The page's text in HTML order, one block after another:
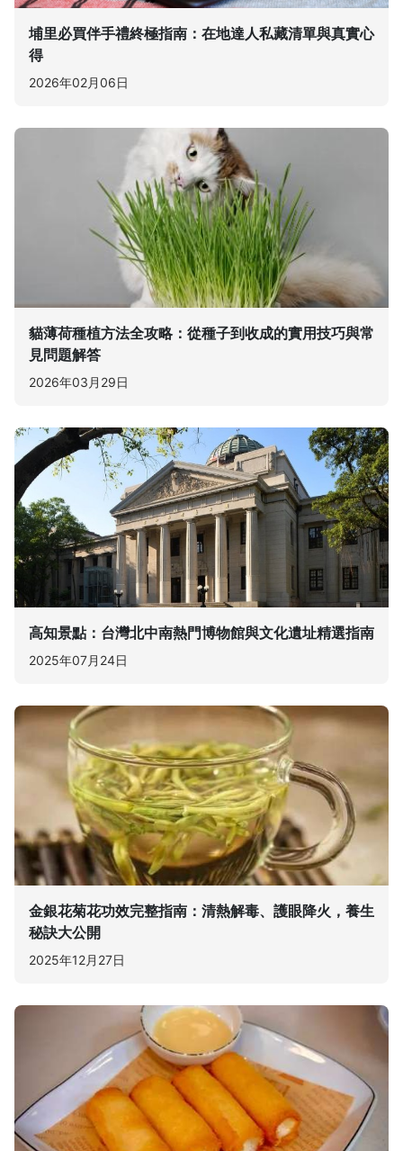
埔里必買伴手禮終極指南：在地達人私藏清單與真實心
得
2026年02月06日
貓薄荷種植方法全攻略：從種子到收成的實用技巧與常
見問題解答
2026年03月29日
高知景點：台灣北中南熱門博物館與文化遺址精選指南
2025年07月24日
金銀花菊花功效完整指南：清熱解毒、護眼降火，養生
秘訣大公開
2025年12月27日